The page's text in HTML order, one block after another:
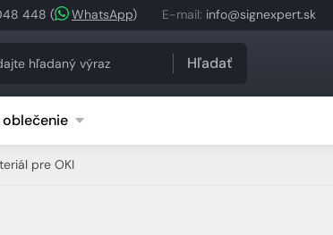
448 ( WhatsApp) E-mail: info@signexpert.sk
Hľadať
pre OKI